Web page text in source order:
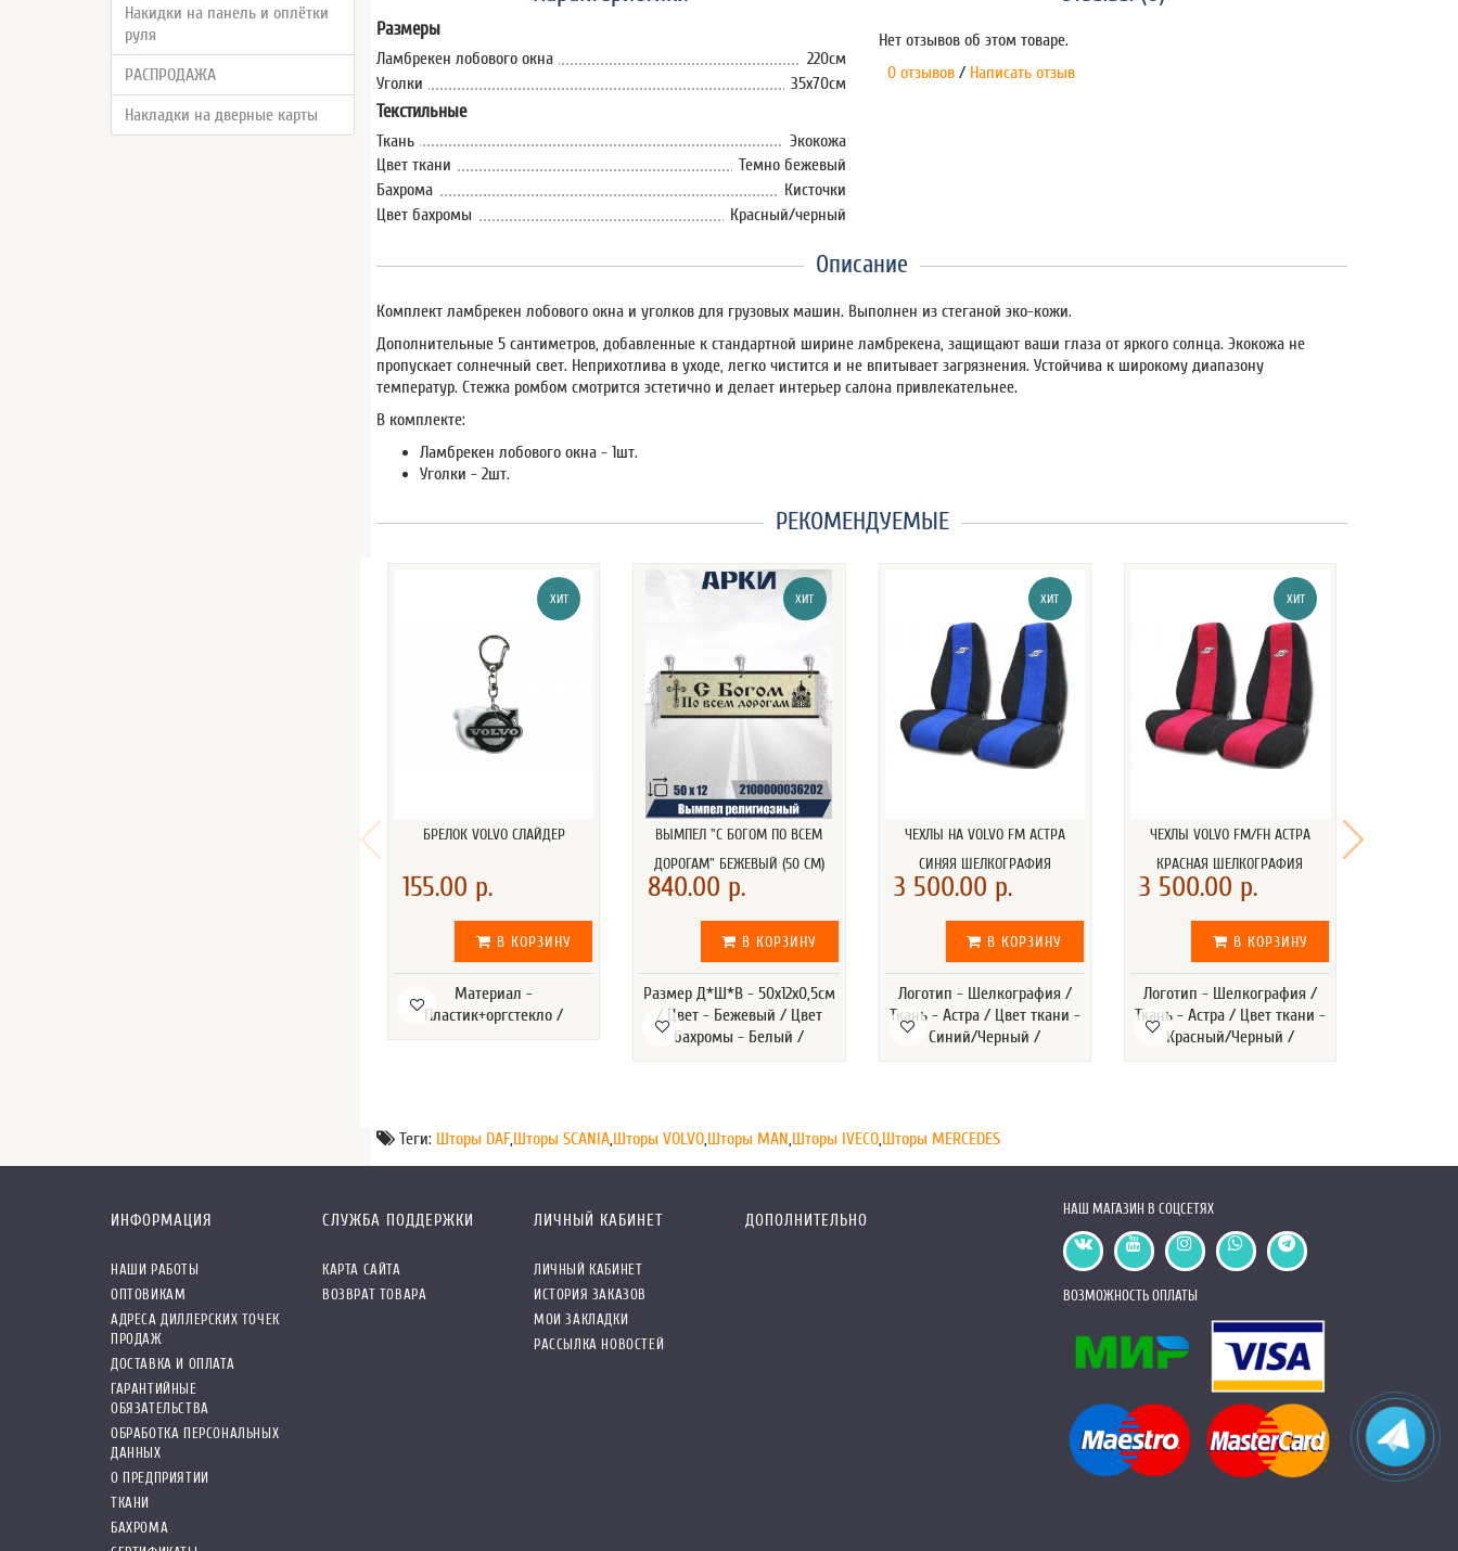
Накидки на панель и оплётки
руля
РАСПРОДАЖА
Накладки на дверные карты
Размеры
Ламбрекен лобового окна
220см
Уголки
35x70см
Текстильные
Ткань
Экокожа
Цвет ткани
Темно бежевый
Бахрома
Кисточки
Цвет бахромы
Красный/черный
Нет отзывов об этом товаре.
0 отзывов / Написать отзыв
Описание
Комплект ламбрекен лобового окна и уголков для грузовых машин. Выполнен из стеганой эко-кожи.
Дополнительные 5 сантиметров, добавленные к стандартной ширине ламбрекена, защищают ваши глаза от яркого солнца. Экокожа не
пропускает солнечный свет. Неприхотлива в уходе, легко чистится и не впитывает загрязнения. Устойчива к широкому диапазону
температур. Стежка ромбом смотрится эстетично и делает интерьер салона привлекательнее.
В комплекте:
Ламбрекен лобового окна - 1шт.
Уголки - 2шт.
РЕКОМЕНДУЕМЫЕ
ХИТ
БРЕЛОК VOLVO СЛАЙДЕР
155.00 р.
В КОРЗИНУ
Материал -
Пластик+оргстекло /
ХИТ
ВЫМПЕЛ "С БОГОМ ПО ВСЕМ
ДОРОГАМ" БЕЖЕВЫЙ (50 СМ)
840.00 р.
В КОРЗИНУ
Размер Д*Ш*В - 50х12х0,5см
/ Цвет - Бежевый / Цвет
бахромы - Белый /
ХИТ
ЧЕХЛЫ НА VOLVO FM АСТРА
СИНЯЯ ШЕЛКОГРАФИЯ
3 500.00 р.
В КОРЗИНУ
Логотип - Шелкография /
Ткань - Астра / Цвет ткани -
Синий/Черный /
ХИТ
ЧЕХЛЫ VOLVO FM/FH АСТРА
КРАСНАЯ ШЕЛКОГРАФИЯ
3 500.00 р.
В КОРЗИНУ
Логотип - Шелкография /
Ткань - Астра / Цвет ткани -
Красный/Черный /
Теги: Шторы DAF,Шторы SCANIA,Шторы VOLVO,Шторы MAN,Шторы IVECO,Шторы MERCEDES
ИНФОРМАЦИЯ
НАШИ РАБОТЫ
ОПТОВИКАМ
АДРЕСА ДИЛЛЕРСКИХ ТОЧЕК
ПРОДАЖ
ДОСТАВКА И ОПЛАТА
ГАРАНТИЙНЫЕ
ОБЯЗАТЕЛЬСТВА
ОБРАБОТКА ПЕРСОНАЛЬНЫХ
ДАННЫХ
О ПРЕДПРИЯТИИ
ТКАНИ
БАХРОМА
СЛУЖБА ПОДДЕРЖКИ
КАРТА САЙТА
ВОЗВРАТ ТОВАРА
ЛИЧНЫЙ КАБИНЕТ
ЛИЧНЫЙ КАБИНЕТ
ИСТОРИЯ ЗАКАЗОВ
МОИ ЗАКЛАДКИ
РАССЫЛКА НОВОСТЕЙ
ДОПОЛНИТЕЛЬНО
НАШ МАГАЗИН В СОЦСЕТЯХ
ВОЗМОЖНОСТЬ ОПЛАТЫ